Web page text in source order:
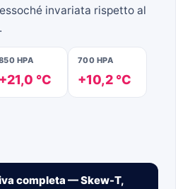
invariata rispetto al
HPA
+21,0 °C
700 HPA
+10,2 °C
completa — Skew-T,